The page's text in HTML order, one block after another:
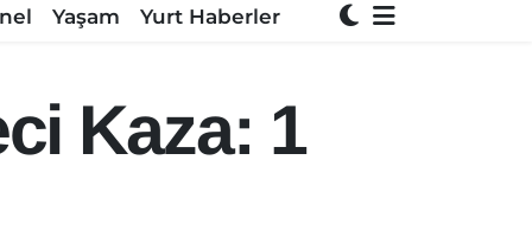
Yaşam Yurt Haberler
Kaza: 1